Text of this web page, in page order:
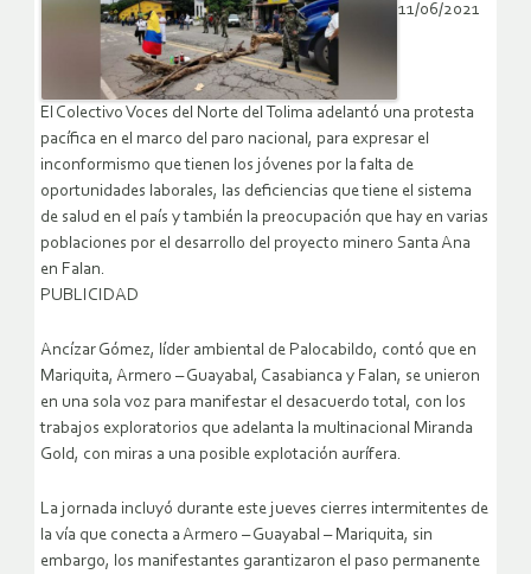
11/06/2021
El Colectivo Voces del Norte del Tolima adelantó una protesta
pacífica en el marco del paro nacional, para expresar el
inconformismo que tienen los jóvenes por la falta de
oportunidades laborales, las deficiencias que tiene el sistema
de salud en el país y también la preocupación que hay en varias
poblaciones por el desarrollo del proyecto minero Santa Ana
en Falan.
PUBLICIDAD
Ancízar Gómez, líder ambiental de Palocabildo, contó que en
Mariquita, Armero – Guayabal, Casabianca y Falan, se unieron
en una sola voz para manifestar el desacuerdo total, con los
trabajos exploratorios que adelanta la multinacional Miranda
Gold, con miras a una posible explotación aurífera.
La jornada incluyó durante este jueves cierres intermitentes de
la vía que conecta a Armero – Guayabal – Mariquita, sin
embargo, los manifestantes garantizaron el paso permanente